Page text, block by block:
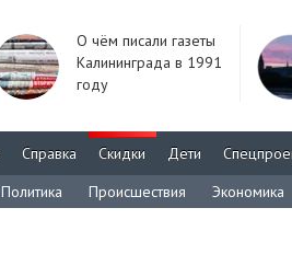
О чём писали газеты
Калининграда в 1991
году
Справка Скидки Дети
Политика Происшествия Экономика